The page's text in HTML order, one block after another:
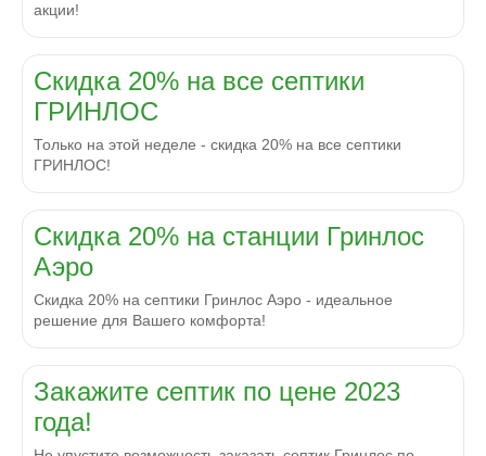
акции!
Скидка 20% на все септики
ГРИНЛОС
Только на этой неделе - скидка 20% на все септики
ГРИНЛОС!
Скидка 20% на станции Гринлос
Аэро
Скидка 20% на септики Гринлос Аэро - идеальное
решение для Вашего комфорта!
Закажите септик по цене 2023
года!